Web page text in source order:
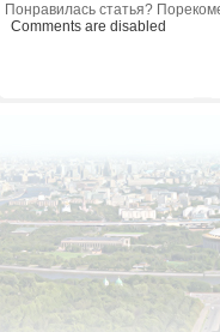
Понравилась статья?
Comments are disabled